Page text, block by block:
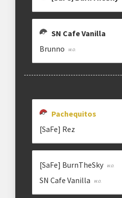
Etapa única Chaves
Maiores detalhes encontram-se
Multiplicador Pontuação
Categoria Geral
SN Cafe Vanilla
Brunno
Pachequitos
[SaFe] Rez
[SaFe] BurnTheSky
SN Cafe Vanilla